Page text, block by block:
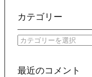
ー
イ
ブ
カテゴリー
カ
リ
最近のコメント